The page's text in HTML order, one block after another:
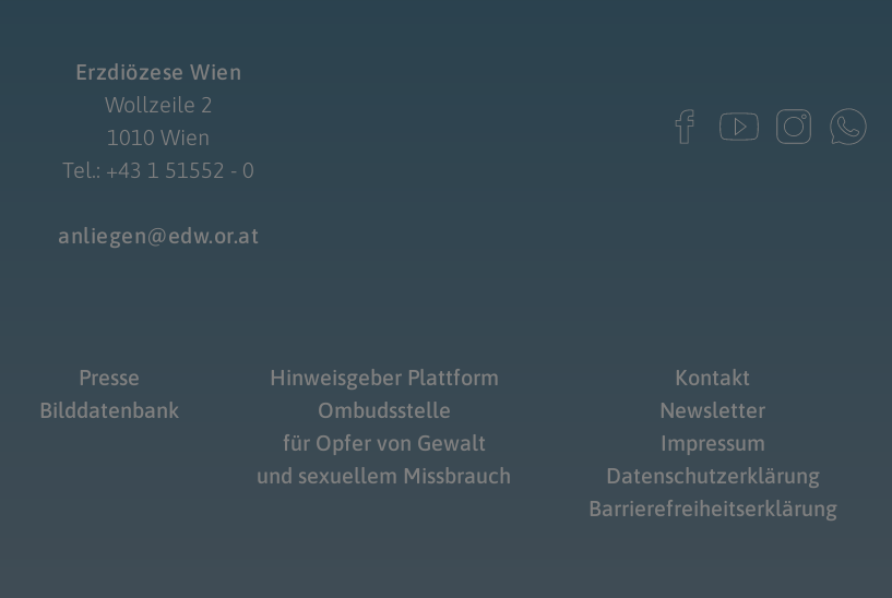
Erzdiözese Wien
Wollzeile 2
1010 Wien
Tel.: +43 1 51552 - 0
anliegen@edw.or.at
Presse
Bilddatenbank
Hinweisgeber Plattform
Ombudsstelle
für Opfer von Gewalt
und sexuellem Missbrauch
Kontakt
Newsletter
Impressum
Datenschutzerklärung
Barrierefreiheitserklärung